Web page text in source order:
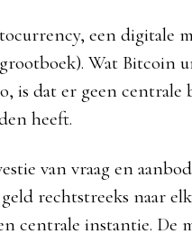
een digitale
Wat Bitcoin
is dat er geen
heeft.
van vraag en
rechtstreeks naar
centrale instantie. De